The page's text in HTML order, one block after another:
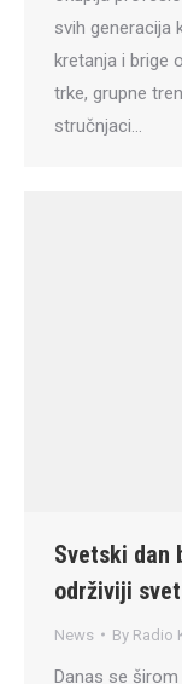
svih generacija
kretanja i brige
trke, grupne
stručnjaci…
Svetski dan
održiviji svet
News By Radio
Danas se